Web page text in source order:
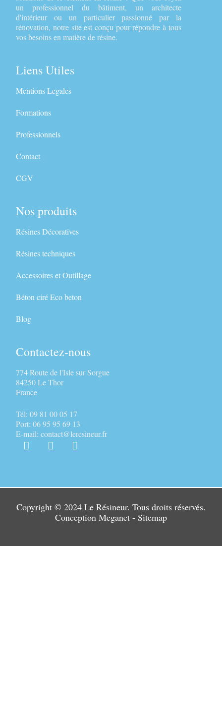
un professionnel du bâtiment, un architecte
d'intérieur ou un particulier passionné par la
rénovation, notre site est conçu pour répondre à tous
vos besoins en matière de résine.
Liens Utiles
Mentions Legales
Formations
Professionnels
Contact
CGV
Nos produits
Résines Décoratives
Résines techniques
Accessoires et Outillage
Béton ciré Eco beton
Blog
Contactez-nous
774 Route de l'Isle sur Sorgue
84250 Le Thor
France
Tél: 09 81 00 05 17
Port: 06 95 95 69 13
E-mail: contact@leresineur.fr
Copyright © 2024 Le Résineur. Tous droits réservés.
Conception Meganet - Sitemap